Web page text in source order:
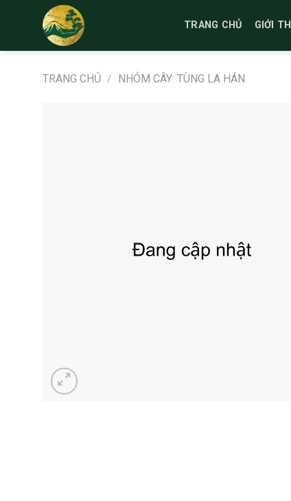
TRANG CHỦ GIỚI
TRANG CHỦ / NHÓM CÂY: TÙNG LA HÁN